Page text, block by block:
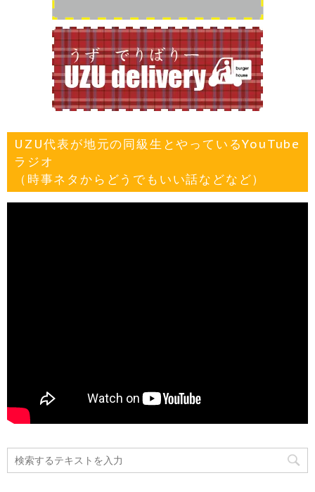
UZU代表が地元の同級生とやっているYouTube
ラジオ
（時事ネタからどうでもいい話などなど）